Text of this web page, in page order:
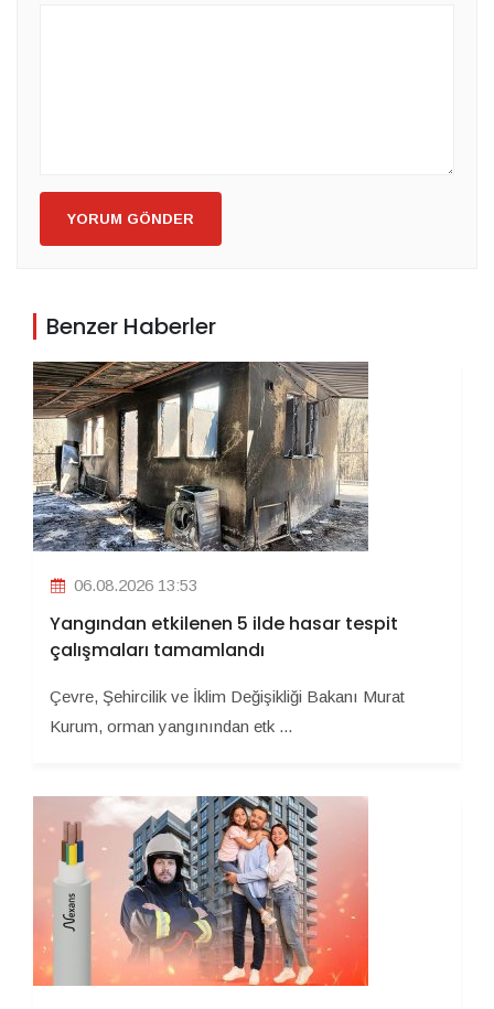
YORUM GÖNDER
Benzer Haberler
06.08.2026 13:53
Yangından etkilenen 5 ilde hasar tespit
çalışmaları tamamlandı
Çevre, Şehircilik ve İklim Değişikliği Bakanı Murat
Kurum, orman yangınından etk ...